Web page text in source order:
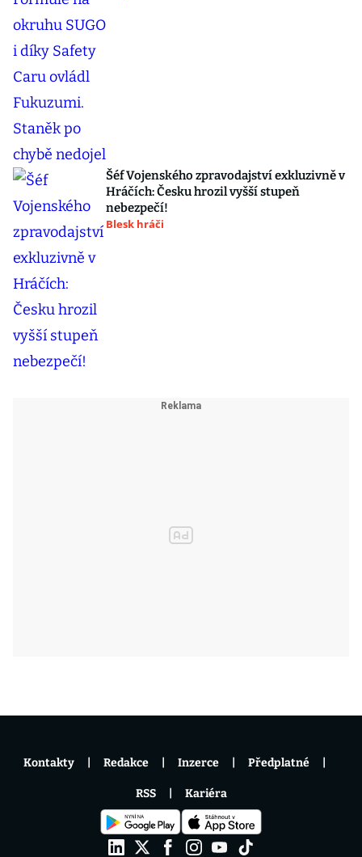
Šéf Vojenského zpravodajství exkluzivně v
Hráčích: Česku hrozil vyšší stupeň
nebezpečí!
Blesk hráči
Kontakty Redakce Inzerce Předplatné
RSS Kariéra